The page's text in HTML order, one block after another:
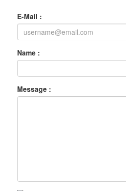
E-Mail :
Name :
Message :